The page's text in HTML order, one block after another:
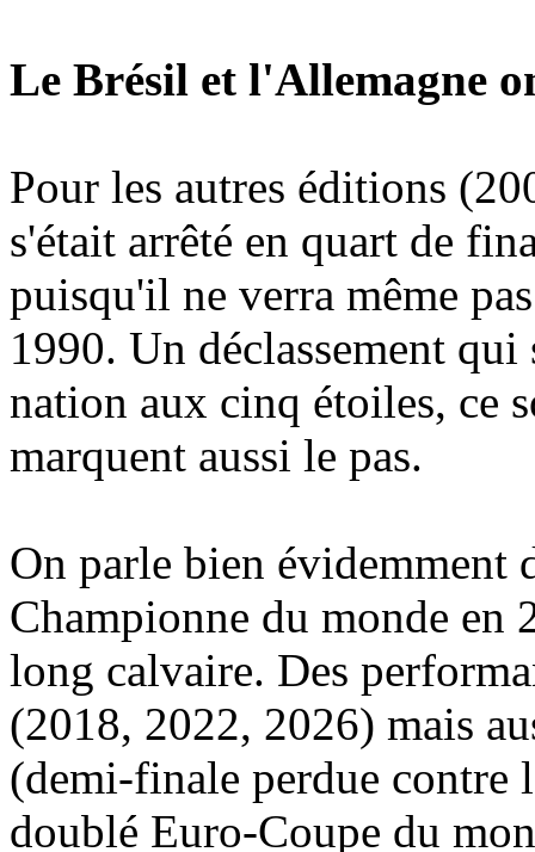
Le Brésil et l'Allemagne
Pour les autres éditions
s'était arrêté en quart de
puisqu'il ne verra même
1990. Un déclassement
nation aux cinq étoiles, ce
marquent aussi le pas.
On parle bien évidemment
Championne du monde en
long calvaire. Des
(2018, 2022, 2026) mais
(demi-finale perdue contre
doublé Euro-Coupe du